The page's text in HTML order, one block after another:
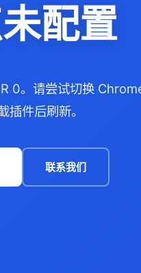
配置
0。请尝试切换
插件后刷新。
联系我们